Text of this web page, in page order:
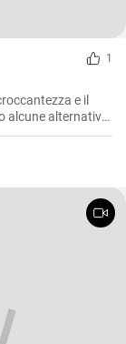
1
e il
alcune alternative
ho deciso
esperimenti e
ricetta con tutti: il